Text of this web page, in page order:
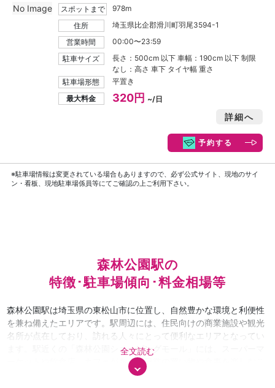
スポットまで
978m
住所
埼玉県比企郡滑川町羽尾3594-1
営業時間
00:00〜23:59
駐車サイズ
長さ：500cm 以下 車幅：190cm 以下 制限
なし：高さ 車下 タイヤ幅 重さ
駐車場形態
平置き
最大料金
320円 ~/日
詳細へ
予約する
No Image
※駐車場情報は変更されている場合もありますので、必ず公式サイト、現地のサイ
ン・看板、現地駐車場係員等にてご確認の上ご利用下さい。
森林公園駅の
特徴･駐車場傾向･料金相場等
全文読む
森林公園駅は埼玉県の東松山市に位置し、自然豊かな環境と利便性
を兼ね備えたエリアです。駅周辺には、住民向けの商業施設や観光
名所が点在しており、訪れる人々にとって便利なエリアとなってい
ます。駅近くの「森林公園ショッピングモール」には、スーパーマ
ーケットや飲食店、カフェがあり、日常の買い物や食事を楽しむこ
とができます。また、駅周辺には地域密着型の商店街もあり、地元